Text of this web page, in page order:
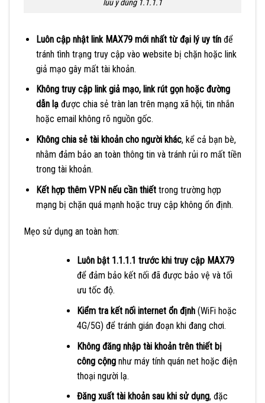
luu ý dùng 1.1.1.1
Luôn cập nhật link MAX79 mới nhất từ đại lý uy tínđể
tránh tình trạng truy cập vào website bị chặn hoặc link
giả mạo gây mất tài khoản.
Không truy cập link giả mạo, link rút gọn hoặc đường
dẫn lạđược chia sẻ tràn lan trên mạng xã hội, tin nhắn
hoặc email không rõ nguồn gốc.
Không chia sẻ tài khoản cho người khác, kể cả bạn bè,
nhằm đảm bảo an toàn thông tin và tránh rủi ro mất tiền
trong tài khoản.
Kết hợp thêm VPN nếu cần thiếttrong trường hợp
mạng bị chặn quá mạnh hoặc truy cập không ổn định.
Mẹo sử dụng an toàn hơn:
Luôn bật 1.1.1.1 trước khi truy cập MAX79
để đảm bảo kết nối đã được bảo vệ và tối
ưu tốc độ.
Kiểm tra kết nối internet ổn định(WiFi hoặc
4G/5G) để tránh gián đoạn khi đang chơi.
Không đăng nhập tài khoản trên thiết bị
công cộngnhư máy tính quán net hoặc điện
thoại người lạ.
Đăng xuất tài khoản sau khi sử dụng, đặc